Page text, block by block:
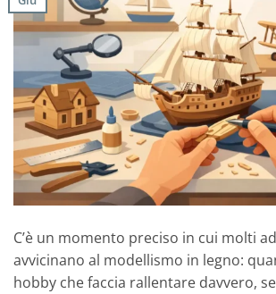
C’è un momento preciso in cui molti
avvicinano al modellismo in legno:
hobby che faccia rallentare davvero,